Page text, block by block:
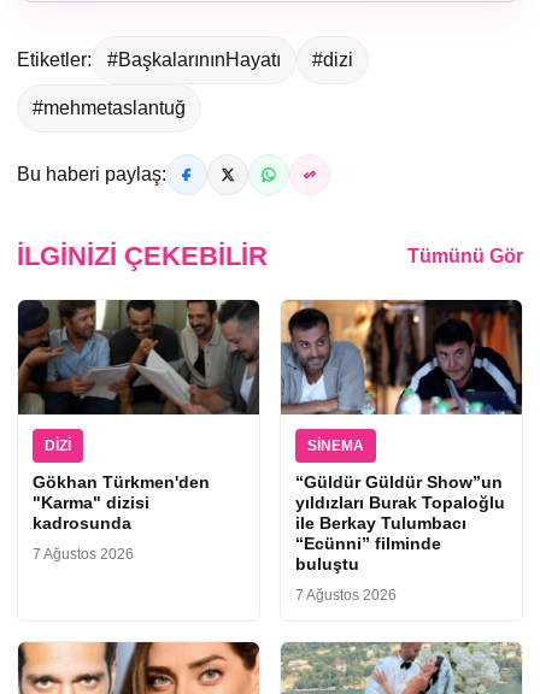
Etiketler: #BaşkalarınınHayatı #dizi
#mehmetaslantuğ
Bu haberi paylaş:
İLGINIZI ÇEKEBILIR Tümünü Gör
DIZI
Gökhan Türkmen'den
"Karma" dizisi
kadrosunda
7 Ağustos 2026
SINEMA
“Güldür Güldür Show”un
yıldızları Burak Topaloğlu
ile Berkay Tulumbacı
“Ecünni” filminde
buluştu
7 Ağustos 2026